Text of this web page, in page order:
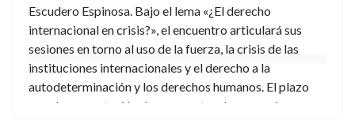
Escudero Espinosa. Bajo el lema «¿El derecho
internacional en crisis?», el encuentro articulará sus
sesiones en torno al uso de la fuerza, la crisis de las
instituciones internacionales y el derecho a la
autodeterminación y los derechos humanos. El plazo
para la presentación de propuestas de ponencia